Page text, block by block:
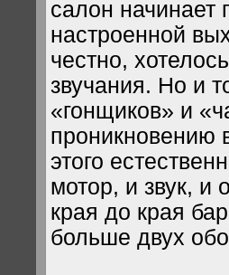
салон начинает
настроенной
честно,
звучания. Но и
«гонщиков» и
проникновению
этого
мотор, и звук, и
края до края
больше двух